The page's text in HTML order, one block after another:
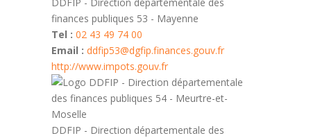
finances publiques 53 - Mayenne
Tel : 02 43 49 74 00
Email : ddfip53@dgfip.finances.gouv.fr
http://www.impots.gouv.fr
DDFIP - Direction départementale des